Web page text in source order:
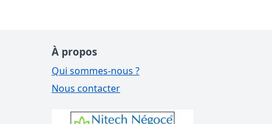
À propos
Qui sommes-nous ?
Nous contacter